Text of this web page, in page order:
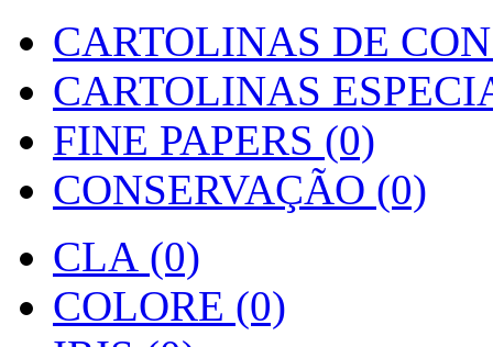
CARTOLINAS DE
CARTOLINAS
FINE PAPERS (0)
CONSERVAÇÃO (0)
CLA (0)
COLORE (0)